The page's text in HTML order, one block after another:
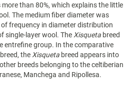
than 80%, which explains the little
The medium fiber diameter was
frequency in diameter distribution
single-layer wool. The Xisqueta breed
entrefine group. In the comparative
the Xisqueta breed appears into
breeds belonging to the celtiberian
Manchega and Ripollesa.